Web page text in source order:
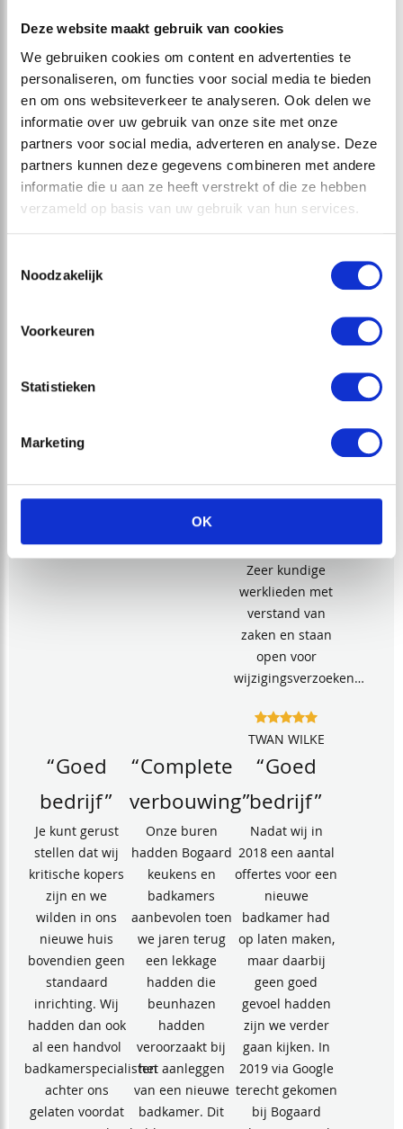
Deze website maakt gebruik van cookies
We gebruiken cookies om content en advertenties te
personaliseren, om functies voor social media te bieden
en om ons websiteverkeer te analyseren. Ook delen we
informatie over uw gebruik van onze site met onze
partners voor social media, adverteren en analyse. Deze
partners kunnen deze gegevens combineren met andere
informatie die u aan ze heeft verstrekt of die ze hebben
verzameld op basis van uw gebruik van hun services.
Noodzakelijk
Voorkeuren
Statistieken
Marketing
OK
badkamer en
keuken plaatsen.
Zo zijn we…
RUUD VISSER EN
ROBERT BRAMA
een…
DIRK EN MARJAN
VAN AKEN
“Absoluut
goed”
Zowel een
gekocht bij Dirk
Bogaard. Nadat
is genomen om
zowel de keuken
plaatsgehad.
Zeer kundige
werklieden met
verstand van
zaken en staan
open voor
wijzigingsverzoeken…
TWAN WILKE
“Goed
bedrijf”
Je kunt gerust
stellen dat wij
kritische kopers
zijn en we
wilden in ons
nieuwe huis
bovendien geen
standaard
inrichting. Wij
hadden dan ook
al een handvol
badkamerspecialisten
achter ons
gelaten voordat
“Complete
verbouwing”
Onze buren
hadden Bogaard
keukens en
badkamers
aanbevolen toen
we jaren terug
een lekkage
hadden die
beunhazen
hadden
veroorzaakt bij
het aanleggen
van een nieuwe
badkamer. Dit
“Goed
bedrijf”
Nadat wij in
2018 een aantal
offertes voor een
nieuwe
badkamer had
op laten maken,
maar daarbij
geen goed
gevoel hadden
zijn we verder
gaan kijken. In
2019 via Google
terecht gekomen
bij Bogaard